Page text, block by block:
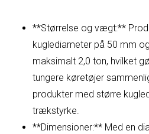
**Størrelse og vægt:**
kuglediameter på 50 mm
maksimalt 2,0 ton, hvilket
tungere køretøjer
produkter med større
trækstyrke.
**Dimensioner:** Med en